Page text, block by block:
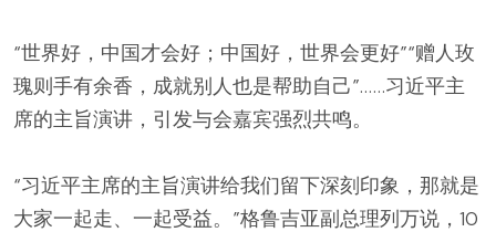
“世界好，中国才会好；中国好，世界会更好”“赠人玫
瑰则手有余香，成就别人也是帮助自己”……习近平主
席的主旨演讲，引发与会嘉宾强烈共鸣。
“习近平主席的主旨演讲给我们留下深刻印象，那就是
大家一起走、一起受益。”格鲁吉亚副总理列万说，10